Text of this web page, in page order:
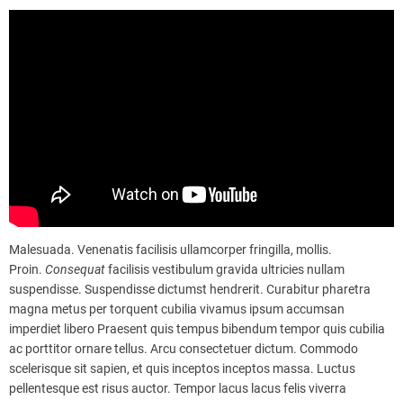
Malesuada. Venenatis facilisis ullamcorper fringilla, mollis.
Proin. Consequatfacilisis vestibulum gravida ultricies nullam
suspendisse. Suspendisse dictumst hendrerit. Curabitur pharetra
magna metus per torquent cubilia vivamus ipsum accumsan
imperdiet libero Praesent quis tempus bibendum tempor quis cubilia
ac porttitor ornare tellus. Arcu consectetuer dictum. Commodo
scelerisque sit sapien, et quis inceptos inceptos massa. Luctus
pellentesque est risus auctor. Tempor lacus lacus felis viverra